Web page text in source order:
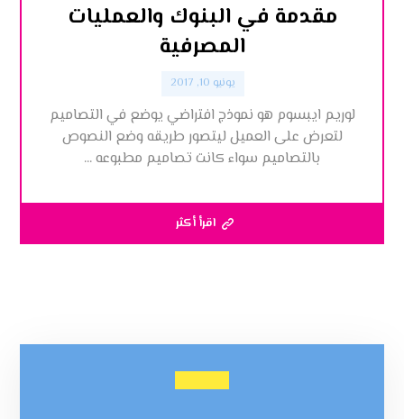
مقدمة في البنوك والعمليات
المصرفية
يونيو 10, 2017
لوريم ايبسوم هو نموذج افتراضي يوضع في التصاميم
لتعرض على العميل ليتصور طريقه وضع النصوص
بالتصاميم سواء كانت تصاميم مطبوعه ...
اقرأ أكثر